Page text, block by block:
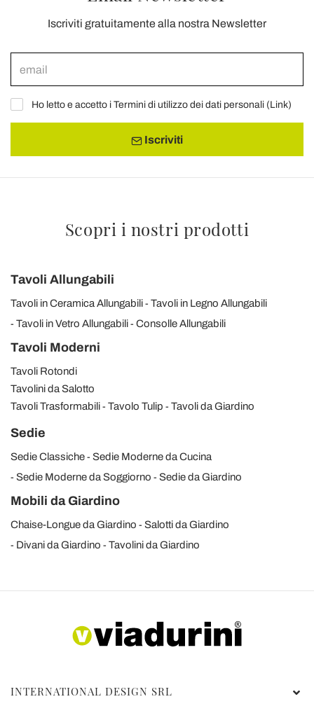
Iscriviti gratuitamente alla nostra Newsletter
Ho letto e accetto i Termini di utilizzo dei dati personali (Link)
Iscriviti
Scopri i nostri prodotti
Tavoli Allungabili
Tavoli in Ceramica Allungabili
Tavoli in Legno Allungabili
Tavoli in Vetro Allungabili
Consolle Allungabili
Tavoli Moderni
Tavoli Rotondi
Tavolini da Salotto
Tavoli Trasformabili
Tavolo Tulip Tavoli da Giardino
Sedie
Sedie Classiche
Sedie Moderne da Cucina
Sedie Moderne da Soggiorno
Sedie da Giardino
Mobili da Giardino
Chaise-Longue da Giardino
Salotti da Giardino
Divani da Giardino
Tavolini da Giardino
INTERNATIONAL DESIGN SRL